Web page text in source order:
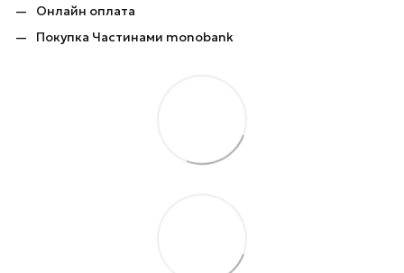
Онлайн оплата
Покупка Частинами monobank